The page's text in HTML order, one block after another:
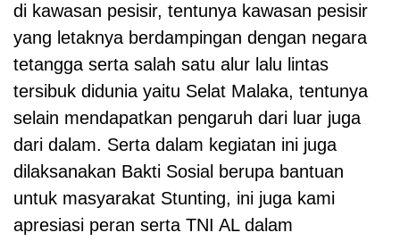
di kawasan pesisir, tentunya kawasan pesisir
yang letaknya berdampingan dengan negara
tetangga serta salah satu alur lalu lintas
tersibuk didunia yaitu Selat Malaka, tentunya
selain mendapatkan pengaruh dari luar juga
dari dalam. Serta dalam kegiatan ini juga
dilaksanakan Bakti Sosial berupa bantuan
untuk masyarakat Stunting, ini juga kami
apresiasi peran serta TNI AL dalam